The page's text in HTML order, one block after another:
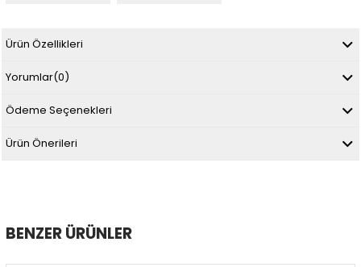
Ürün Özellikleri
Yorumlar(0)
Ödeme Seçenekleri
Ürün Önerileri
BENZER ÜRÜNLER